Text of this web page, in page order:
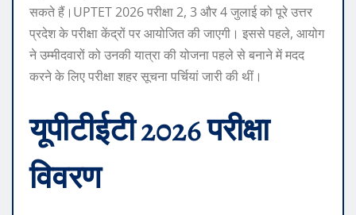
सकते हैं। UPTET 2026 परीक्षा 2, 3 और 4 जुलाई को पूरे उत्तर
प्रदेश के परीक्षा केंद्रों पर आयोजित की जाएगी। इससे पहले, आयोग
ने उम्मीदवारों को उनकी यात्रा की योजना पहले से बनाने में मदद
करने के लिए परीक्षा शहर सूचना पर्चियां जारी की थीं।
यूपीटीईटी 2026 परीक्षा
विवरण